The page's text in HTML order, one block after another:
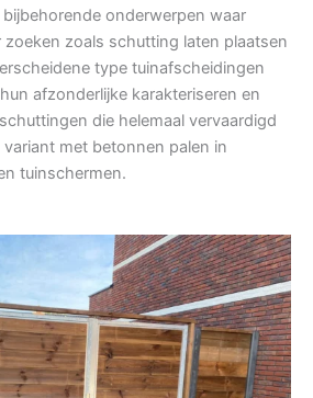
onderwerpen waar
zoals schutting laten plaatsen
type tuinafscheidingen
afzonderlijke karakteriseren en
die helemaal vervaardigd
met betonnen palen in
tuinschermen.